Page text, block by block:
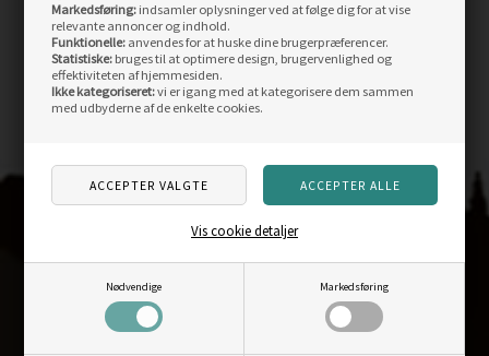
Markedsføring: indsamler oplysninger ved at følge dig for at vise
relevante annoncer og indhold.
Funktionelle: anvendes for at huske dine brugerpræferencer.
Statistiske: bruges til at optimere design, brugervenlighed og
effektiviteten af hjemmesiden.
Ikke kategoriseret:vi er igang med at kategorisere dem sammen
med udbyderne af de enkelte cookies.
Nødvendige Markedsføring
Vis cookie detaljer
KONTAKTOS
Outdoornu.dk ApS